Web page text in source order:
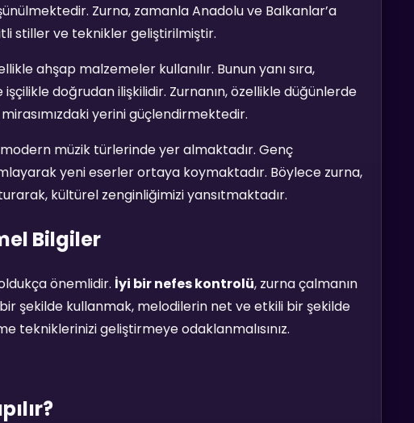
Zurna, zamanla Anadolu ve Balkanlar’a
stiller ve teknikler geliştirilmiştir.
ahşap malzemeler kullanılır. Bunun yanı sıra,
doğrudan ilişkilidir. Zurnanın, özellikle düğünlerde
yerini güçlendirmektedir.
müzik türlerinde yer almaktadır. Genç
yeni eserler ortaya koymaktadır. Böylece zurna,
kültürel zenginliğimizi yansıtmaktadır.
Bilgiler
önemlidir. İyi bir nefes kontrolü, zurna çalmanın
şekilde kullanmak, melodilerin net ve etkili bir şekilde
tekniklerinizi geliştirmeye odaklanmalısınız.